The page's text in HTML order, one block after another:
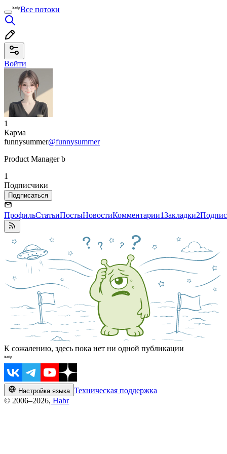
Все потоки
Войти
1
Карма
funnysummer@funnysummer
Product Manager b
1
Подписчики
Подписаться
ПрофильСтатьиПостыНовостиКомментарии1Закладки2
К сожалению, здесь пока нет ни одной публикации
Настройка языка Техническая поддержка
© 2006–2026, Habr